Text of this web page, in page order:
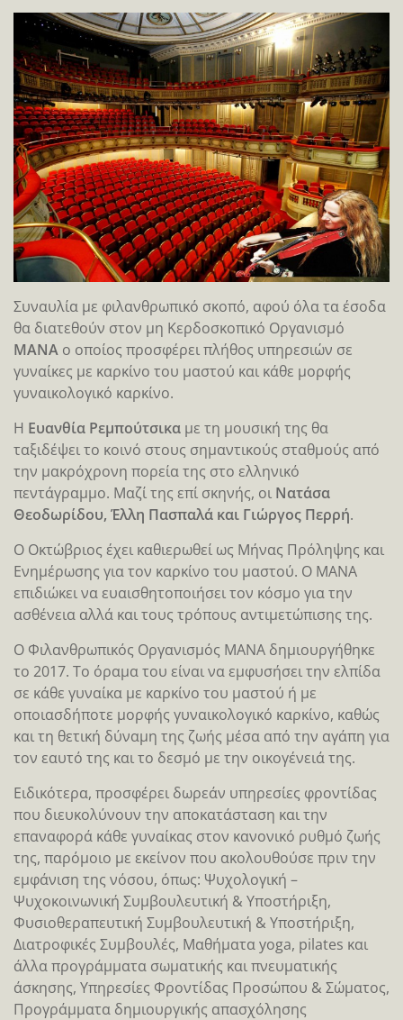
Συναυλία με φιλανθρωπικό σκοπό, αφού όλα τα έσοδα
θα διατεθούν στον μη Κερδοσκοπικό Οργανισμό
ΜΑΝΑ ο οποίος προσφέρει πλήθος υπηρεσιών σε
γυναίκες με καρκίνο του μαστού και κάθε μορφής
γυναικολογικό καρκίνο.
Η Ευανθία Ρεμπούτσικα με τη μουσική της θα
ταξιδέψει το κοινό στους σημαντικούς σταθμούς από
την μακρόχρονη πορεία της στο ελληνικό
πεντάγραμμο. Μαζί της επί σκηνής, οι Νατάσα
Θεοδωρίδου, Έλλη Πασπαλά και Γιώργος Περρή.
Ο Οκτώβριος έχει καθιερωθεί ως Μήνας Πρόληψης και
Ενημέρωσης για τον καρκίνο του μαστού. Ο ΜΑΝΑ
επιδιώκει να ευαισθητοποιήσει τον κόσμο για την
ασθένεια αλλά και τους τρόπους αντιμετώπισης της.
O Φιλανθρωπικός Οργανισμός ΜΑΝΑ δημιουργήθηκε
το 2017. Το όραμα του είναι να εμφυσήσει την ελπίδα
σε κάθε γυναίκα με καρκίνο του μαστού ή με
οποιασδήποτε μορφής γυναικολογικό καρκίνο, καθώς
και τη θετική δύναμη της ζωής μέσα από την αγάπη για
τον εαυτό της και το δεσμό με την οικογένειά της.
Ειδικότερα, προσφέρει δωρεάν υπηρεσίες φροντίδας
που διευκολύνουν την αποκατάσταση και την
επαναφορά κάθε γυναίκας στον κανονικό ρυθμό ζωής
της, παρόμοιο με εκείνον που ακολουθούσε πριν την
εμφάνιση της νόσου, όπως: Ψυχολογική –
Ψυχοκοινωνική Συμβουλευτική & Υποστήριξη,
Φυσιοθεραπευτική Συμβουλευτική & Υποστήριξη,
Διατροφικές Συμβουλές, Μαθήματα yoga, pilates και
άλλα προγράμματα σωματικής και πνευματικής
άσκησης, Υπηρεσίες Φροντίδας Προσώπου & Σώματος,
Προγράμματα δημιουργικής απασχόλησης